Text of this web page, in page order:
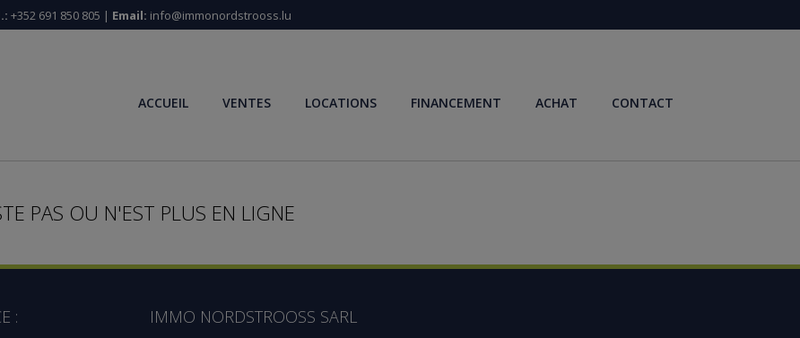
+352 691 850 805 | Email: info@immonordstrooss.lu
ACCUEIL VENTES LOCATIONS FINANCEMENT ACHAT CONTACT
PAS OU N'EST PLUS EN LIGNE
: IMMO NORDSTROOSS SARL